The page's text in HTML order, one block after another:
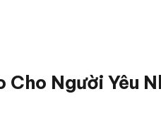
Cho Người Yêu